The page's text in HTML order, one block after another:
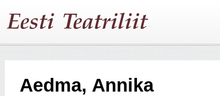
Aedma, Annika